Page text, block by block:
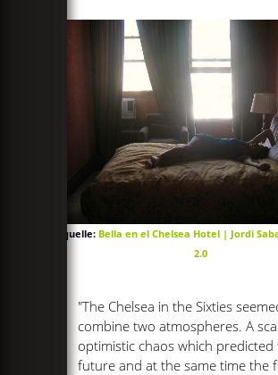
Bildquelle: Bella en el Chelsea Hotel | Jordi
2.0
"The Chelsea in the Sixties
combine two atmospheres. A
optimistic chaos which predicted
future and at the same time the